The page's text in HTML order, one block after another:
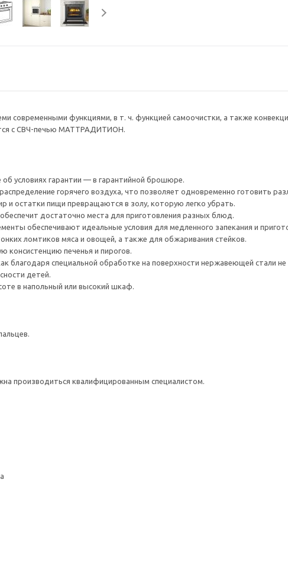
современными функциями, в т. ч. функцией самоочистки, а также
с СВЧ-печью МАТТРАДИТИОН.
условиях гарантии — в гарантийной брошюре.
горячего воздуха, что позволяет одновременно готовить
и остатки пищи превращаются в золу, которую легко убрать.
достаточно места для приготовления разных блюд.
обеспечивают идеальные условия для медленного запекания и
ломтиков мяса и овощей, а также для обжаривания стейков.
консистенцию печенья и пирогов.
благодаря специальной обработке на поверхности нержавеющей стали
детей.
в напольный или высокий шкаф.
производиться квалифицированным специалистом.